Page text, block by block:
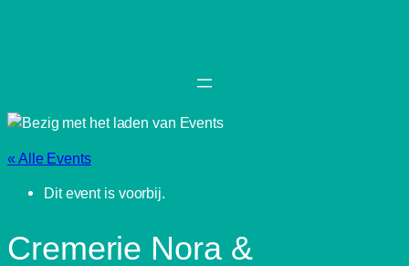
« Alle Events
Dit event is voorbij.
Cremerie Nora &